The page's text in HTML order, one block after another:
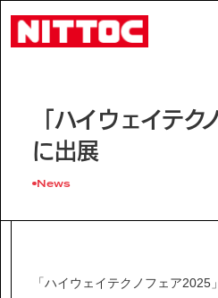
事業内容
技術情報
「ハイウェイテ
に出展
News
「ハイウェイテクノフェア2025